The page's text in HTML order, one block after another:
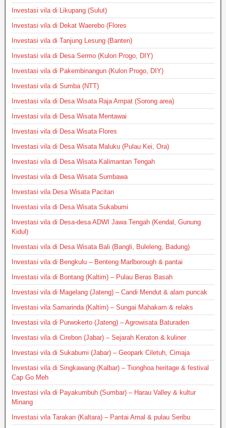
Investasi vila di Likupang (Sulut)
Investasi vila di Dekat Waerebo (Flores
Investasi vila di Tanjung Lesung (Banten)
Investasi vila di Desa Sermo (Kulon Progo, DIY)
Investasi vila di Pakembinangun (Kulon Progo, DIY)
Investasi vila di Sumba (NTT)
Investasi vila di Desa Wisata Raja Ampat (Sorong area)
Investasi vila di Desa Wisata Mentawai
Investasi vila di Desa Wisata Flores
Investasi vila di Desa Wisata Maluku (Pulau Kei, Ora)
Investasi vila di Desa Wisata Kalimantan Tengah
Investasi vila di Desa Wisata Sumbawa
Investasi vila Desa Wisata Pacitan
Investasi vila di Desa Wisata Sukabumi
Investasi vila di Desa-desa ADWI Jawa Tengah (Kendal, Gunung
Kidul)
Investasi vila di Desa Wisata Bali (Bangli, Buleleng, Badung)
Investasi vila di Bengkulu – Benteng Marlborough & pantai
Investasi vila di Bontang (Kaltim) – Pulau Beras Basah
Investasi vila di Magelang (Jateng) – Candi Mendut & alam puncak
Investasi vila Samarinda (Kaltim) – Sungai Mahakam & relaks
Investasi vila di Purwokerto (Jateng) – Agrowisata Baturaden
Investasi vila di Cirebon (Jabar) – Sejarah Keraton & kuliner
Investasi vila di Sukabumi (Jabar) – Geopark Ciletuh, Cimaja
Investasi vila di Singkawang (Kalbar) – Tionghoa heritage & festival
Cap Go Meh
Investasi vila di Payakumbuh (Sumbar) – Harau Valley & kultur
Minang
Investasi vila Tarakan (Kaltara) – Pantai Amal & pulau Seribu